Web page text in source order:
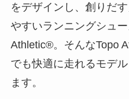
をデザインし、創りだ
やすいランニングシュ
Athletic®︎。そんなTopo
でも快適に走れるモデ
ます。